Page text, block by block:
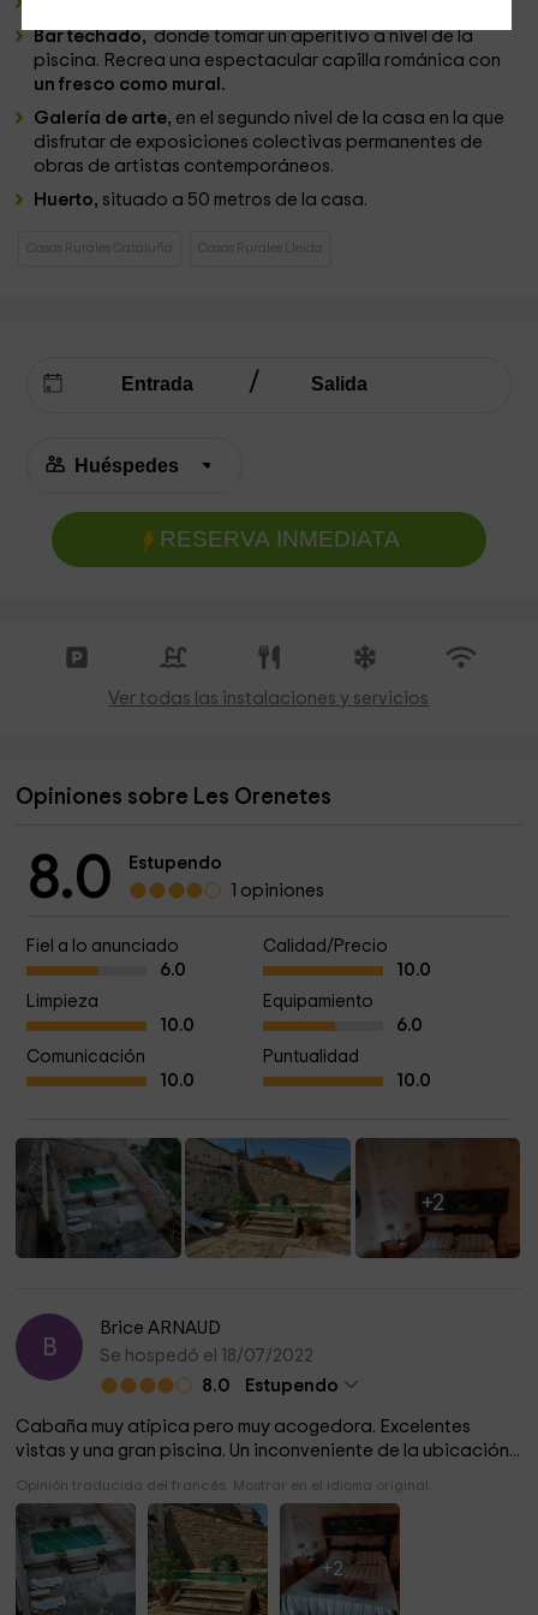
Bar techado, donde tomar un aperitivo a nivel de la
piscina. Recrea una espectacular capilla románica con
un fresco como mural.
Galería de arte, en el segundo nivel de la casa en la que
disfrutar de exposiciones colectivas permanentes de
obras de artistas contemporáneos.
Huerto, situado a 50 metros de la casa.
Casas Rurales Cataluña Casas Rurales Lleida
RESERVA INMEDIATA
Ver todas las instalaciones y servicios
Opiniones sobre Les Orenetes
8.0
Estupendo
1 opiniones
Fiel a lo anunciado
6.0
Calidad/Precio
10.0
Limpieza
10.0
Equipamiento
6.0
Comunicación
10.0
Puntualidad
10.0
+2
B
Brice ARNAUD
Se hospedó el 18/07/2022
8.0
Estupendo
Cabaña muy atípica pero muy acogedora. Excelentes
vistas y una gran piscina. Un inconveniente de la ubicación...
Opinión traducida del francés. Mostrar en el idioma original.
+2